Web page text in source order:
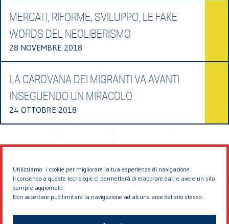
Utilizziamo i cookie per migliorare la tua esperienza di navigazione.
Il consenso a queste tecnologie ci permetterà di elaborare dati e avere un sito
sempre aggiornato.
Non accettare può limitare la navigazione ad alcune aree del sito stesso.
MERCATI, RIFORME, SVILUPPO, LE FAKE
WORDS DEL NEOLIBERISMO
28 NOVEMBRE 2018
LA CAROVANA DEI MIGRANTI VA AVANTI
INSEGUENDO UN MIRACOLO
24 OTTOBRE 2018
© 2026 EDDYBURG